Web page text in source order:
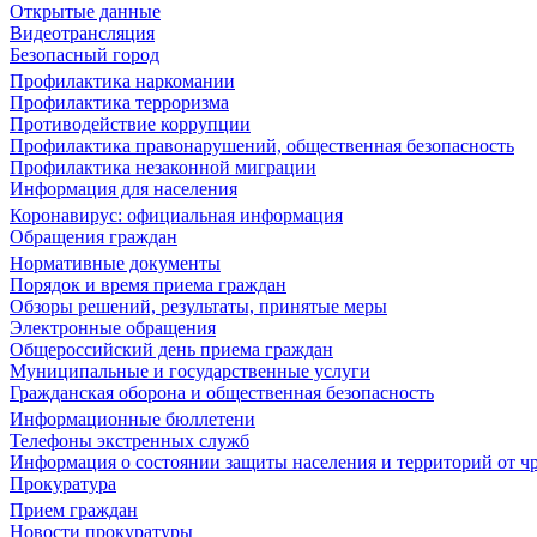
Открытые данные
Видеотрансляция
Безопасный город
Профилактика наркомании
Профилактика терроризма
Противодействие коррупции
Профилактика правонарушений, общественная безопасность
Профилактика незаконной миграции
Информация для населения
Коронавирус: официальная информация
Обращения граждан
Нормативные документы
Порядок и время приема граждан
Обзоры решений, результаты, принятые меры
Электронные обращения
Общероссийский день приема граждан
Муниципальные и государственные услуги
Гражданская оборона и общественная безопасность
Информационные бюллетени
Телефоны экстренных служб
Информация о состоянии защиты населения и территорий от
Прокуратура
Прием граждан
Новости прокуратуры